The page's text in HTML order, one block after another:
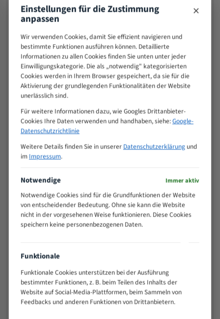
15
8/12 6/10
4/5
20
30
4/5
50
80
> 100
VOLLMATERIAL
M (mm)
Zoll (ZpZ))
>
25
10/14
15 - 40
8/12
25 - 50
80 - 180
3/4
130 -
350
2/3
200 -
> 500
0,75/1,25
Vorteile:
Einstellungen für die Zustimmung
anpassen ×
Wir verwenden Cookies, damit Sie effizient navigieren und
bestimmte Funktionen ausführen können. Detaillierte
Informationen zu allen Cookies finden Sie unten unter jeder
Einwilligungskategorie. Die als „notwendig" kategorisierten
Cookies werden in Ihrem Browser gespeichert, da sie für die
Aktivierung der grundlegenden Funktionalitäten der Website
unerlässlich sind.
Für weitere Informationen dazu, wie Googles Drittanbieter-
Cookies Ihre Daten verwenden und handhaben, siehe:Google-
Datenschutzrichtlinie
Weitere Details finden Sie in unserer Datenschutzerklärungund
im Impressum.
Notwendige Immer aktiv
Notwendige Cookies sind für die Grundfunktionen der Website
von entscheidender Bedeutung. Ohne sie kann die Website
nicht in der vorgesehenen Weise funktionieren. Diese Cookies
speichern keine personenbezogenen Daten.
Funktionale
Funktionale Cookies unterstützen bei der Ausführung
bestimmter Funktionen, z. B. beim Teilen des Inhalts der
Website auf Social-Media-Plattformen, beim Sammeln von
Feedbacks und anderen Funktionen von Drittanbietern.